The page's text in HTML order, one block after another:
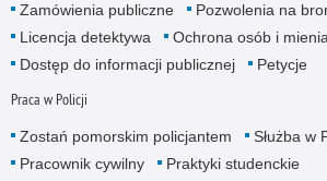
Zamówienia publiczne
Pozwolenia na
Licencja detektywa
Ochrona osób i mienia
Dostęp do informacji publicznej
Petycje
Praca w Policji
Zostań pomorskim policjantem
Służba w
Pracownik cywilny
Praktyki studenckie